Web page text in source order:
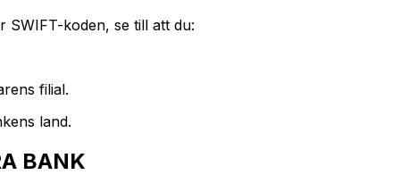
koden, se till att du:
filial.
land.
BANK